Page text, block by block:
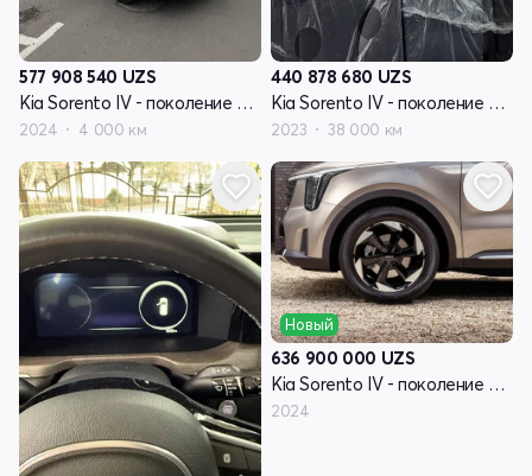
577 908 540 UZS
Kia Sorento IV - поколение рестайлинг
2024 4 000 км
440 878 680 UZS
Kia Sorento IV - поколение рестайлинг
2023 38 000 км
Новый
636 900 000 UZS
Kia Sorento IV - поколение рестайлинг
2024